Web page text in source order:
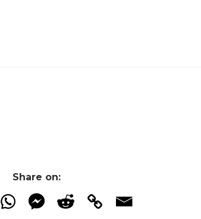
Share on: